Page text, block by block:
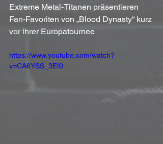
Extreme Metal-Titanen präsentieren
Fan-Favoriten von „Blood Dynasty“ kurz
vor ihrer Europatournee
https://www.youtube.com/watch?
v=CA6YSS_3EI0